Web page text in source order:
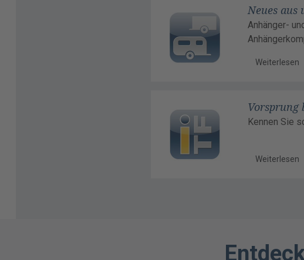
Neues aus
Anhänger-
Weiterlesen
Vorsprung
Kennen Sie
Weiterlesen